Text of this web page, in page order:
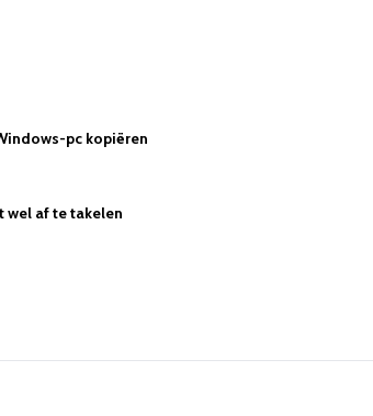
pc kopiëren
wel af te takelen